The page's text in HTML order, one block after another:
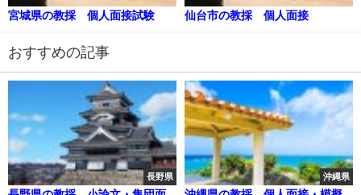
宮城県の教採 個人面接試験 仙台市の教採 個人面接
おすすめの記事
長野県 沖縄県